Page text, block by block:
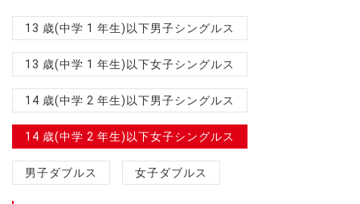
13 歳(中学 1 年生)以下男子シングルス
13 歳(中学 1 年生)以下女子シングルス
14 歳(中学 2 年生)以下男子シングルス
14 歳(中学 2 年生)以下女子シングルス
男子ダブルス 女子ダブルス